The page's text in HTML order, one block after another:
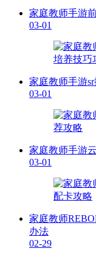
家庭教师手游
03-01
家庭教师手游
03-01
家庭教师手游
03-01
家庭教师
办法
02-29